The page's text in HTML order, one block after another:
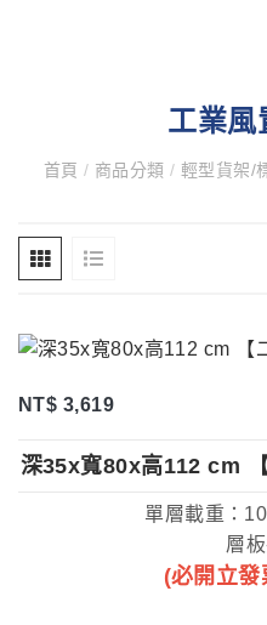
工業風
首頁 / 商品分類/ 輕型貨架/
NT$ 3,619
深35x寬80x高112 cm
單層載重：
層
(必開立發